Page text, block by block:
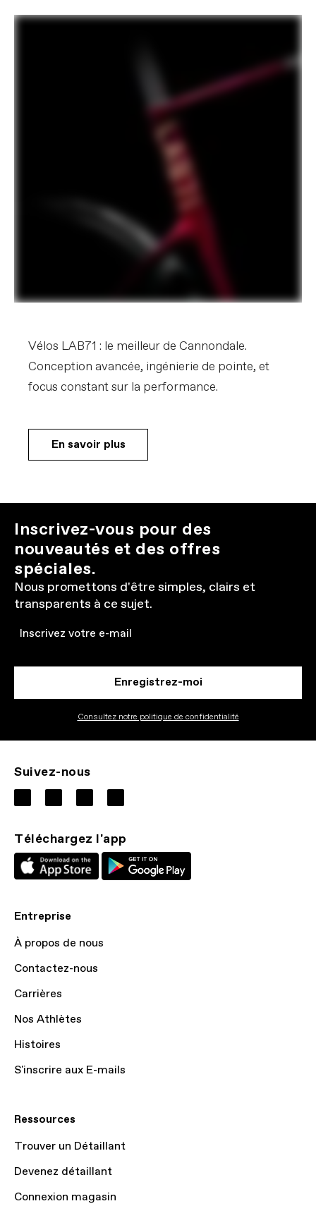
Vélos LAB71 : le meilleur de Cannondale.
Conception avancée, ingénierie de pointe, et
focus constant sur la performance.
En savoir plus
Inscrivez-vous pour des
nouveautés et des offres
spéciales.
Nous promettons d'être simples, clairs et
transparents à ce sujet.
Email
Enregistrez-moi
Consultez notre politique de confidentialité
Suivez-nous
Téléchargez l'app
Entreprise
À propos de nous
Contactez-nous
Carrières
Nos Athlètes
Histoires
S'inscrire aux E-mails
Ressources
Trouver un Détaillant
Devenez détaillant
Connexion magasin